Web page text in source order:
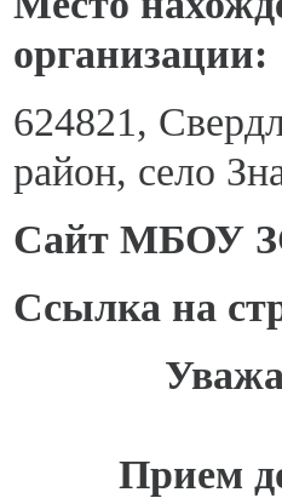
организации:
624821,
район, село
Сайт МБОУ
Ссылка на
Прием